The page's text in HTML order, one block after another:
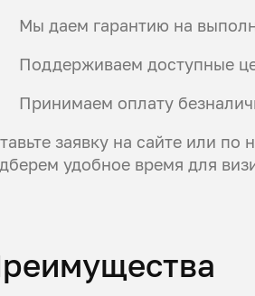
Мы даем гарантию на
Поддерживаем доступные
Принимаем оплату
заявку на сайте или
удобное время для